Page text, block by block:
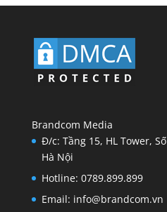
Brandcom Media
Đ/c: Tầng 15, HL Tower,
Hà Nội
Hotline: 0789.899.899
Email: info@brandcom.vn